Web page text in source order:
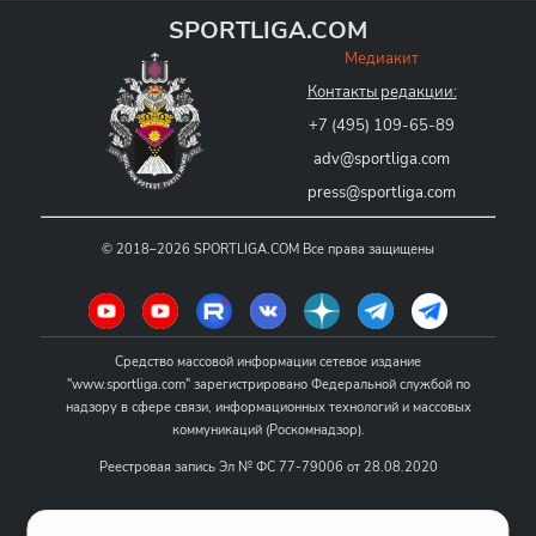
SPORTLIGA.COM
Медиакит
Контакты редакции:
+7 (495) 109-65-89
adv@sportliga.com
press@sportliga.com
© 2018–2026 SPORTLIGA.COM Все права защищены
Средство массовой информации сетевое издание
"www.sportliga.com" зарегистрировано Федеральной службой по
надзору в сфере связи, информационных технологий и массовых
коммуникаций (Роскомнадзор).
Реестровая запись Эл № ФС 77-79006 от 28.08.2020
Название - www.sportliga.com